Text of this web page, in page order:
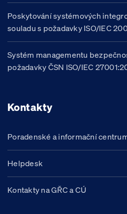
Poskytování systémových
souladu s požadavky ISO/IEC
Systém managementu
požadavky ČSN ISO/IEC
Kontakty
Poradenské a informační
Helpdesk
Kontakty na GŘC a CÚ